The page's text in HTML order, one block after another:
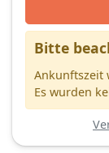
Bitte
Ankunftszeit
Es wurden